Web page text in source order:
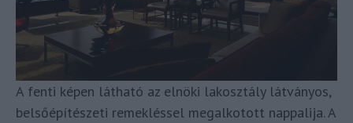
A fenti képen látható az elnöki lakosztály látványos,
belsőépítészeti remekléssel megalkotott nappalija. A